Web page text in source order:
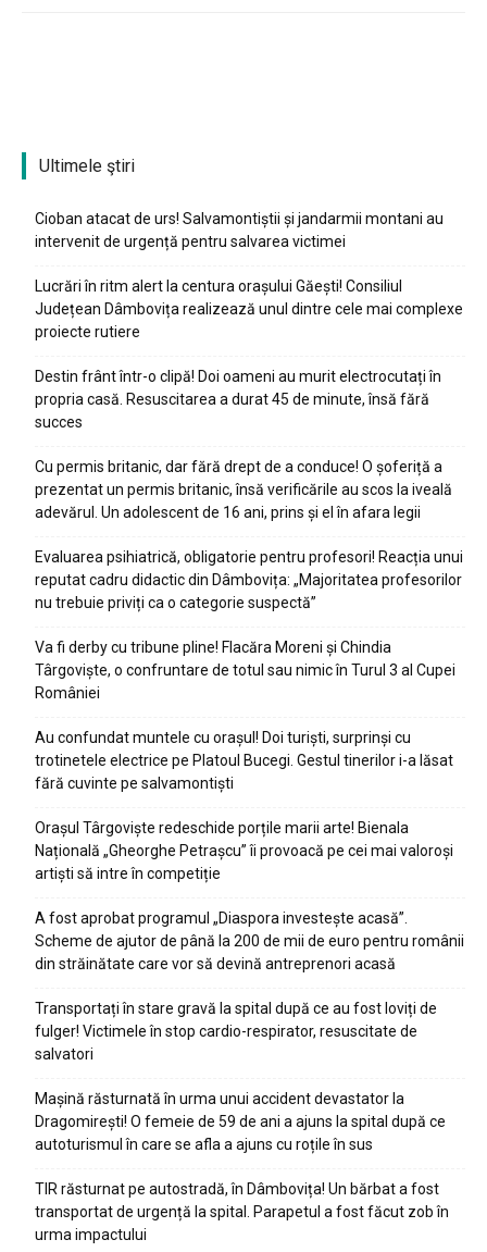
Ultimele ştiri
Cioban atacat de urs! Salvamontiștii și jandarmii montani au
intervenit de urgență pentru salvarea victimei
Lucrări în ritm alert la centura orașului Găești! Consiliul
Județean Dâmbovița realizează unul dintre cele mai complexe
proiecte rutiere
Destin frânt într-o clipă! Doi oameni au murit electrocutați în
propria casă. Resuscitarea a durat 45 de minute, însă fără
succes
Cu permis britanic, dar fără drept de a conduce! O șoferiță a
prezentat un permis britanic, însă verificările au scos la iveală
adevărul. Un adolescent de 16 ani, prins și el în afara legii
Evaluarea psihiatrică, obligatorie pentru profesori! Reacția unui
reputat cadru didactic din Dâmbovița: „Majoritatea profesorilor
nu trebuie priviți ca o categorie suspectă”
Va fi derby cu tribune pline! Flacăra Moreni și Chindia
Târgoviște, o confruntare de totul sau nimic în Turul 3 al Cupei
României
Au confundat muntele cu orașul! Doi turiști, surprinși cu
trotinetele electrice pe Platoul Bucegi. Gestul tinerilor i-a lăsat
fără cuvinte pe salvamontiști
Orașul Târgoviște redeschide porțile marii arte! Bienala
Națională „Gheorghe Petrașcu” îi provoacă pe cei mai valoroși
artiști să intre în competiție
A fost aprobat programul „Diaspora investește acasă”.
Scheme de ajutor de până la 200 de mii de euro pentru românii
din străinătate care vor să devină antreprenori acasă
Transportați în stare gravă la spital după ce au fost loviți de
fulger! Victimele în stop cardio-respirator, resuscitate de
salvatori
Mașină răsturnată în urma unui accident devastator la
Dragomirești! O femeie de 59 de ani a ajuns la spital după ce
autoturismul în care se afla a ajuns cu roțile în sus
TIR răsturnat pe autostradă, în Dâmbovița! Un bărbat a fost
transportat de urgență la spital. Parapetul a fost făcut zob în
urma impactului